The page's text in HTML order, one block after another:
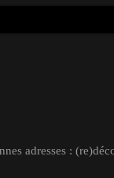
adresses :